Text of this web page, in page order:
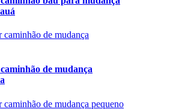
de mudança